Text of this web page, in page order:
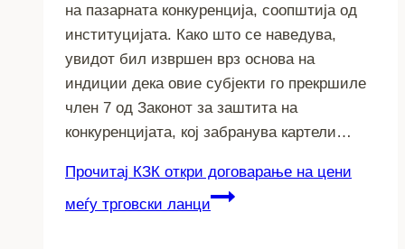
на пазарната конкуренција, соопштија од
институцијата. Како што се наведува,
увидот бил извршен врз основа на
индиции дека овие субјекти го прекршиле
член 7 од Законот за заштита на
конкуренцијата, кој забранува картели…
Прочитај КЗК откри договарање на цени
меѓу трговски ланци